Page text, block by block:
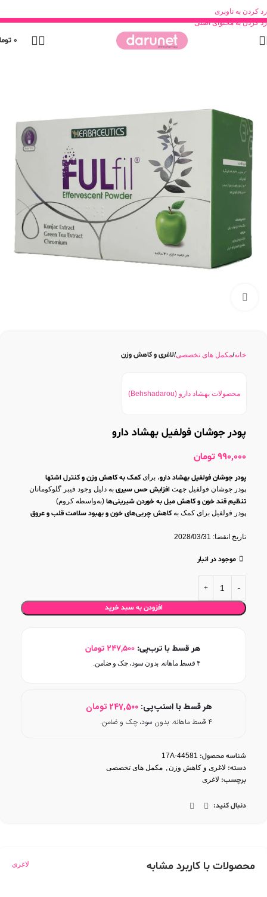
رد کردن به ناوبری
رد کردن به محتوای اصلی
0
خانه مکمل های تخصصی لاغری و کاهش وزن
محصولات بهشاد دارو (Behshadarou)
پودر جوشان فولفیل بهشاد دارو
990,000تومان
پودر جوشان فولفیل بهشاد دارو، برای کمک به کاهش وزن و کنترل اشتها
پودر جوشان فولفیل جهت افزایش حس سیری به دلیل وجود فیبر گلوکومانان
تنظیم قند خون و کاهش میل به خوردن شیرینی‌ها (به‌واسطه کروم)
پودر فولفیل برای کمک به کاهش چربی‌های خون و بهبود سلامت قلب و عروق
بهبود عملکرد گوارشو رفع یبوست ناشی از رژیم‌ها
تاریخ انقضا: 2028/03/31
موجود در انبار
افزودن به سبد خرید
هر قسط با ترب‌پی: 247,500 تومان
۴ قسط ماهانه. بدون سود، چک و ضامن.
هر قسط با اسنپ‌پی: 247,500 تومان
۴ قسط ماهانه. بدون سود، چک و ضامن.
شناسه محصول: 17A-44581
دسته: لاغری و کاهش وزن, مکمل های تخصصی
برچسب: لاغری
دنبال کنید:
محصولات با کاربرد مشابه لاغری